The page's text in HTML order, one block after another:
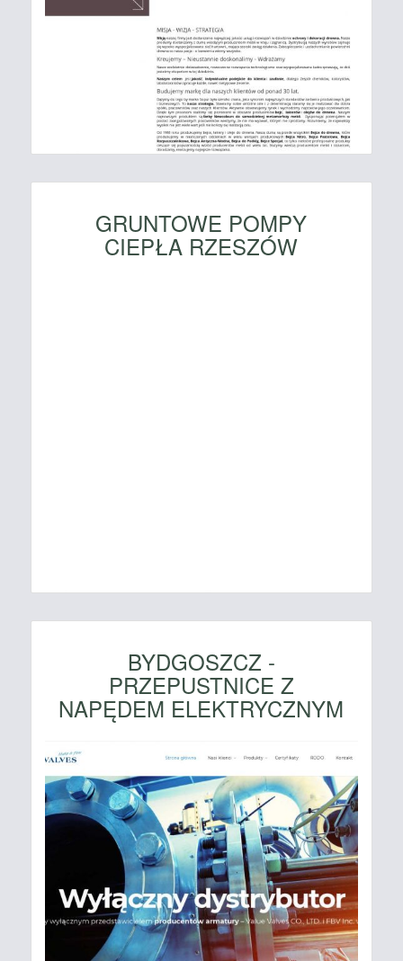
GRUNTOWE POMPY
CIEPŁA RZESZÓW
BYDGOSZCZ -
PRZEPUSTNICE Z
NAPĘDEM ELEKTRYCZNYM